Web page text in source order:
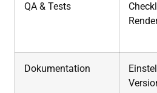
QA & Tests
Dokumentation